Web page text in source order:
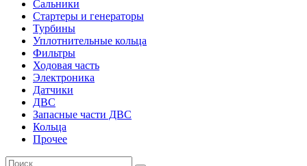
Сальники
Стартеры и генераторы
Турбины
Уплотнительные кольца
Фильтры
Ходовая часть
Электроника
Датчики
ДВС
Запасные части ДВС
Кольца
Прочее